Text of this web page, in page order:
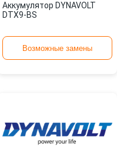
Аккумулятор DYNAVOLT
DTX9-BS
Возможные замены